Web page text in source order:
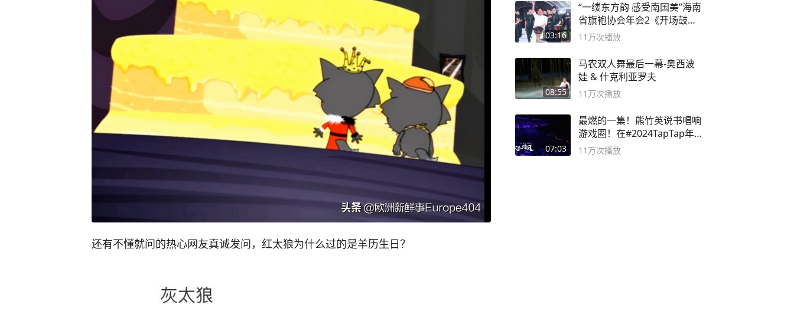
还有不懂就问的热心网友真诚发问，红太狼为什么过的是羊历生日？
03:16
“一缕东方韵 感受南国美”海南
省旗袍协会年会2《开场鼓》
二团
11万次播放
08:55
马农双人舞最后一幕-奥西波
娃 & 什克利亚罗夫
11万次播放
07:03
最燃的一集！熊竹英说书唱响
游戏圈！在#2024TapTap年
度游戏大赏
11万次播放